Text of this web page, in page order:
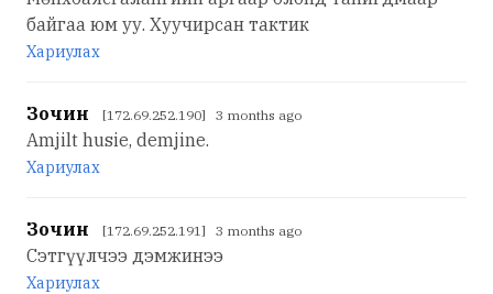
байгаа юм уу. Хуучирсан тактик
Хариулах
Зочин [172.69.252.190] 3 months ago
Amjilt husie, demjine.
Хариулах
Зочин [172.69.252.191] 3 months ago
Сэтгүүлчээ дэмжинээ
Хариулах